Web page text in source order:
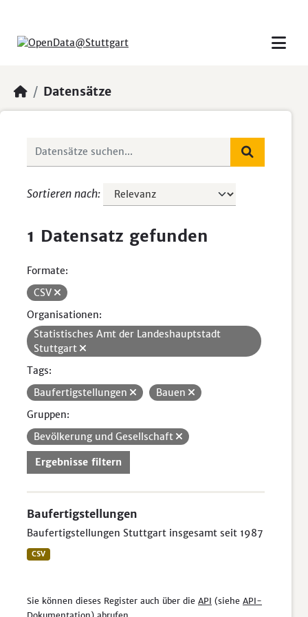
Datensätze
Sortieren nach
1 Datensatz gefunden
Formate:
CSV
Organisationen:
Statistisches Amt der Landeshauptstadt
Stuttgart
Tags:
Baufertigstellungen
Bauen
Gruppen:
Bevölkerung und Gesellschaft
Ergebnisse filtern
Baufertigstellungen
Baufertigstellungen Stuttgart insgesamt seit 1987
CSV
Sie können dieses Register auch über die API (siehe API-